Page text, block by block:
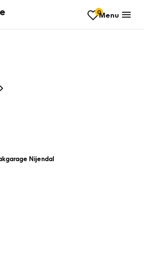
0Menu
Nijendal